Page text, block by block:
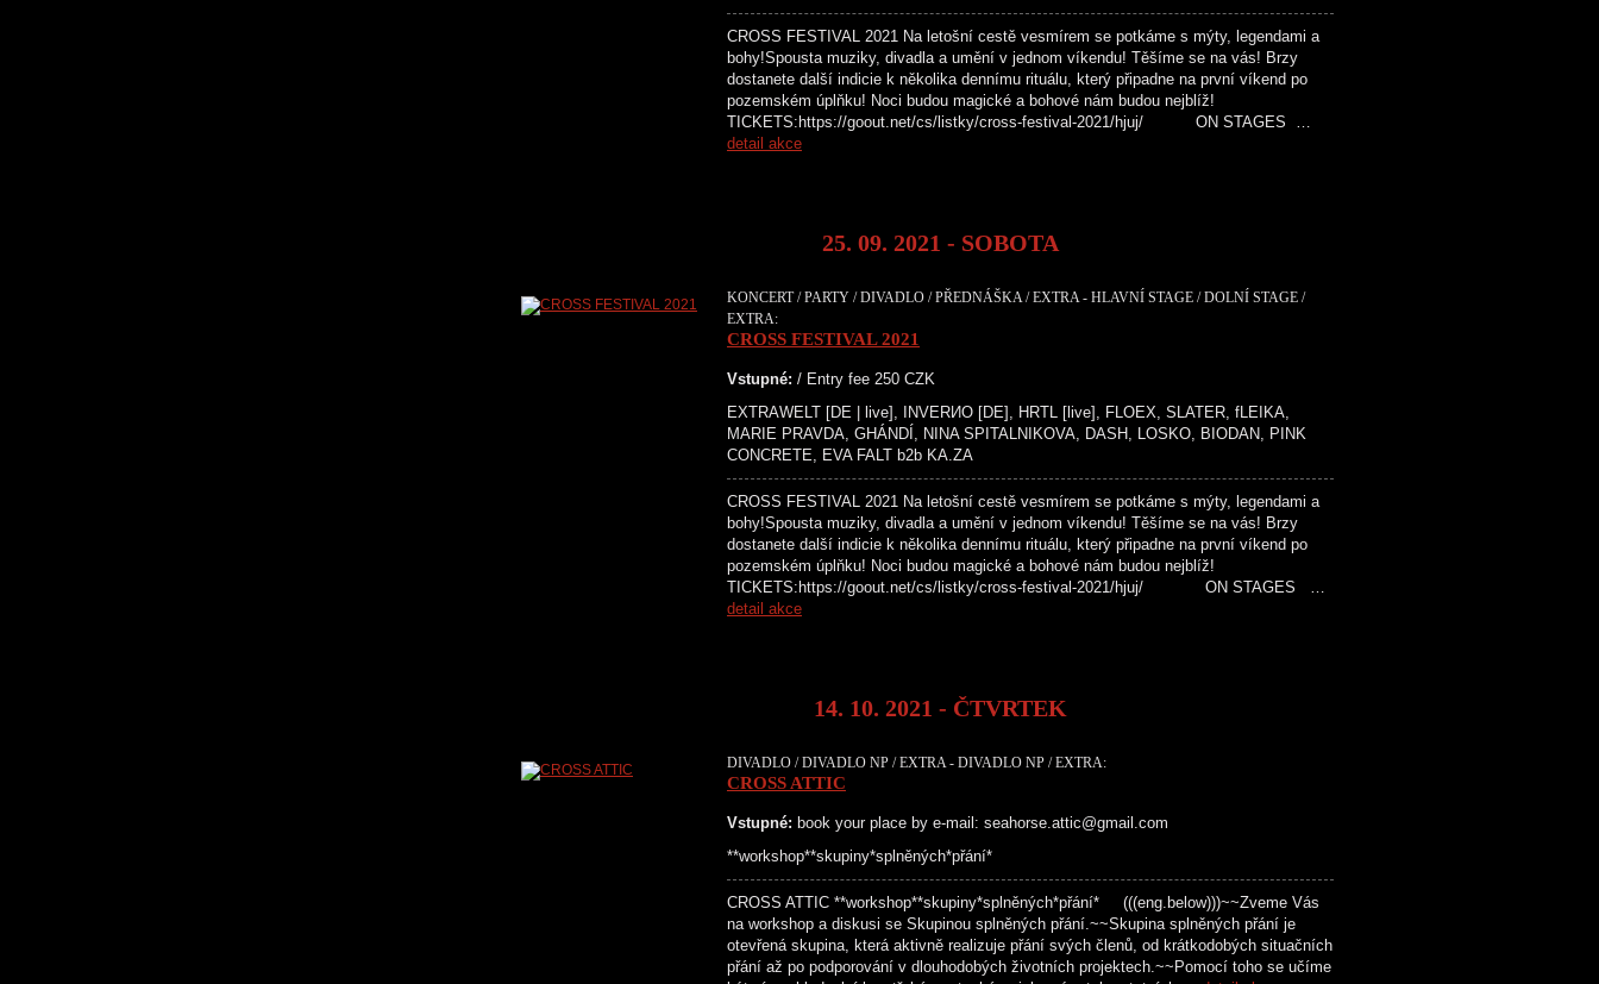
CROSS FESTIVAL 2021 Na letošní cestě vesmírem se potkáme s mýty, legendami a
bohy!Spousta muziky, divadla a umění v jednom víkendu! Těšíme se na vás! Brzy
dostanete další indicie k několika dennímu rituálu, který připadne na první víkend po
pozemském úplňku! Noci budou magické a bohové nám budou nejblíž!
TICKETS:https://goout.net/cs/listky/cross-festival-2021/hjuj/ ON STAGES …
detail akce
25. 09. 2021 - SOBOTA
KONCERT / PARTY / DIVADLO / PŘEDNÁŠKA / EXTRA - HLAVNÍ STAGE / DOLNÍ STAGE /
EXTRA:
CROSS FESTIVAL 2021
Vstupné: / Entry fee 250 CZK
EXTRAWELT [DE | live], INVERИO [DE], HRTL [live], FLOEX, SLATER, fLEIKA,
MARIE PRAVDA, GHÁNDÍ, NINA SPITALNIKOVA, DASH, LOSKO, BIODAN, PINK
CONCRETE, EVA FALT b2b KA.ZA
CROSS FESTIVAL 2021 Na letošní cestě vesmírem se potkáme s mýty, legendami a
bohy!Spousta muziky, divadla a umění v jednom víkendu! Těšíme se na vás! Brzy
dostanete další indicie k několika dennímu rituálu, který připadne na první víkend po
pozemském úplňku! Noci budou magické a bohové nám budou nejblíž!
TICKETS:https://goout.net/cs/listky/cross-festival-2021/hjuj/ ON STAGES …
detail akce
14. 10. 2021 - ČTVRTEK
DIVADLO / DIVADLO NP / EXTRA - DIVADLO NP / EXTRA:
CROSS ATTIC
Vstupné: book your place by e-mail: seahorse.attic@gmail.com
**workshop**skupiny*splněných*přání*
CROSS ATTIC **workshop**skupiny*splněných*přání* (((eng.below)))~~Zveme Vás
na workshop a diskusi se Skupinou splněných přání.~~Skupina splněných přání je
otevřená skupina, která aktivně realizuje přání svých členů, od krátkodobých situačních
přání až po podporování v dlouhodobých životních projektech.~~Pomocí toho se učíme